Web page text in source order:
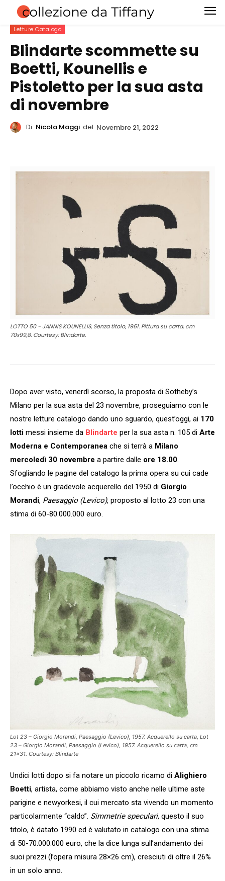
Letture Catalogo
Blindarte scommette su
Boetti, Kounellis e
Pistoletto per la sua asta
di novembre
Di Nicola Maggi del Novembre 21, 2022
LOTTO 50 - JANNIS KOUNELLIS, Senza titolo, 1961. Pittura su carta, cm
70x99,8. Courtesy: Blindarte.
Dopo aver visto, venerdì scorso, la proposta di Sotheby’s
Milano per la sua asta del 23 novembre, proseguiamo con le
nostre letture catalogo dando uno sguardo, quest’oggi, ai 170
lotti messi insieme da Blindarte per la sua asta n. 105 di Arte
Moderna e Contemporanea che si terrà a Milano
mercoledì 30 novembre a partire dalle ore 18.00.
Sfogliando le pagine del catalogo la prima opera su cui cade
l’occhio è un gradevole acquerello del 1950 di Giorgio
Morandi, Paesaggio (Levico), proposto al lotto 23 con una
stima di 60-80.000.000 euro.
Lot 23 – Giorgio Morandi, Paesaggio (Levico), 1957. Acquerello su carta, Lot
23 – Giorgio Morandi, Paesaggio (Levico), 1957. Acquerello su carta, cm
21×31. Courtesy: Blindarte
Undici lotti dopo si fa notare un piccolo ricamo di Alighiero
Boetti, artista, come abbiamo visto anche nelle ultime aste
parigine e newyorkesi, il cui mercato sta vivendo un momento
particolarmente “caldo”. Simmetrie speculari, questo il suo
titolo, è datato 1990 ed è valutato in catalogo con una stima
di 50-70.000.000 euro, che la dice lunga sull’andamento dei
suoi prezzi (l’opera misura 28×26 cm), cresciuti di oltre il 26%
in un solo anno.